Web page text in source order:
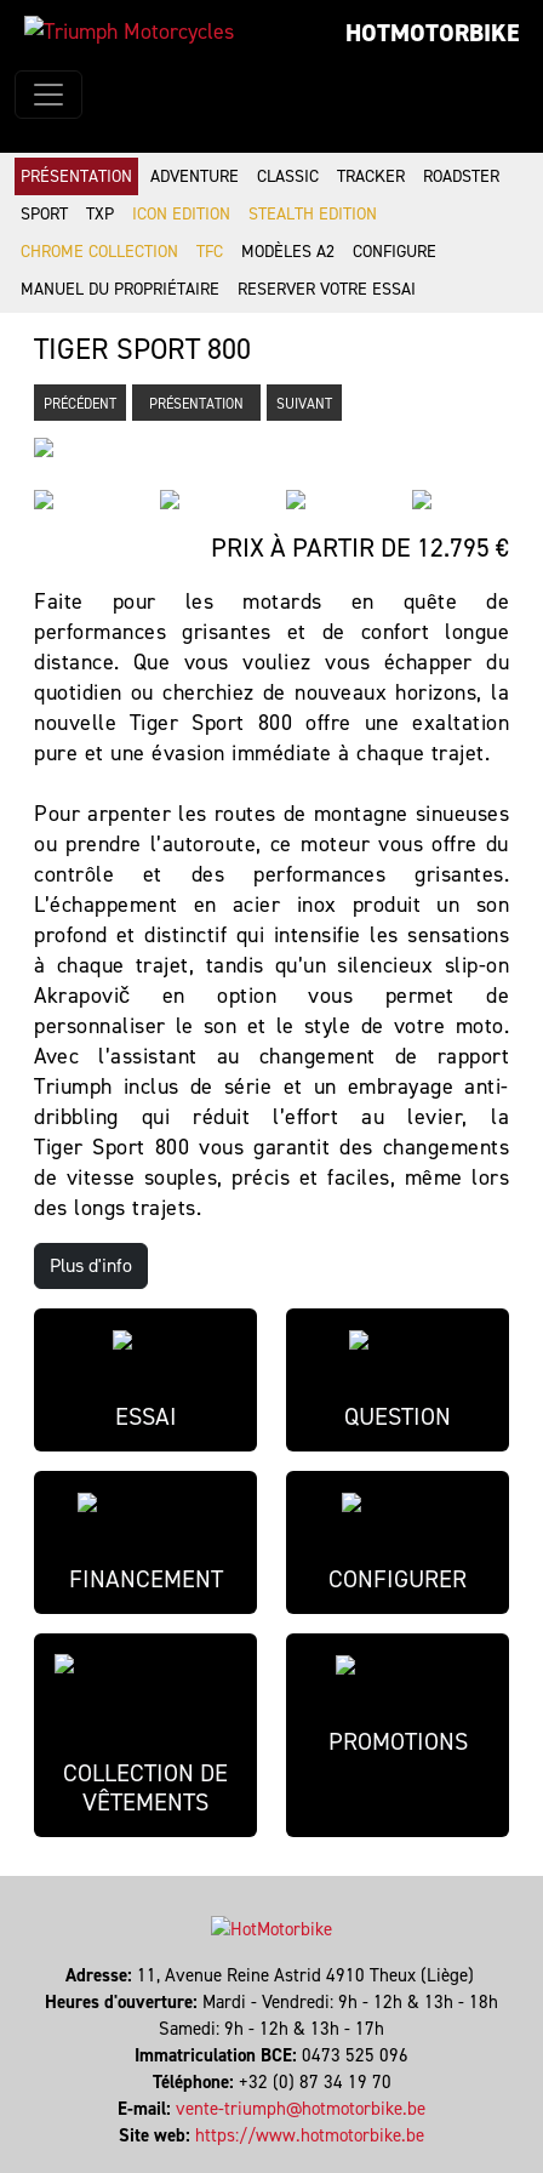
HOTMOTORBIKE
PRÉSENTATION ADVENTURE CLASSIC TRACKER
ROADSTER
SPORT
TXP ICON EDITION
STEALTH EDITION
CHROME COLLECTION
TFC MODÈLES A2
CONFIGURE
MANUEL DU PROPRIÉTAIRE
RESERVER VOTRE ESSAI
TIGER SPORT 800
PRÉCÉDENT PRÉSENTATION SUIVANT
PRIX À PARTIR DE 12.795 €
Faite pour les motards en quête de
performances grisantes et de confort longue
distance. Que vous vouliez vous échapper du
quotidien ou cherchiez de nouveaux horizons, la
nouvelle Tiger Sport 800 offre une exaltation
pure et une évasion immédiate à chaque trajet.
Pour arpenter les routes de montagne sinueuses
ou prendre l’autoroute, ce moteur vous offre du
contrôle et des performances grisantes.
L’échappement en acier inox produit un son
profond et distinctif qui intensifie les sensations
à chaque trajet, tandis qu’un silencieux slip-on
Akrapovič en option vous permet de
personnaliser le son et le style de votre moto.
Avec l’assistant au changement de rapport
Triumph inclus de série et un embrayage anti-
dribbling qui réduit l’effort au levier, la
Tiger Sport 800 vous garantit des changements
de vitesse souples, précis et faciles, même lors
des longs trajets.
Plus d'info
ESSAI QUESTION
FINANCEMENT CONFIGURER
COLLECTION DE
VÊTEMENTS
PROMOTIONS
Adresse: 11, Avenue Reine Astrid 4910 Theux (Liège)
Heures d'ouverture: Mardi - Vendredi: 9h - 12h & 13h - 18h
Samedi: 9h - 12h & 13h - 17h
Immatriculation BCE: 0473 525 096
Téléphone: +32 (0) 87 34 19 70
E-mail: vente-triumph@hotmotorbike.be
Site web: https://www.hotmotorbike.be